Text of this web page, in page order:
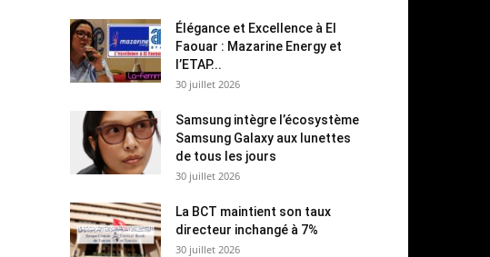
Élégance et Excellence à El
Faouar : Mazarine Energy et
l’ETAP...
30 juillet 2026
Samsung intègre l’écosystème
Samsung Galaxy aux lunettes
de tous les jours
30 juillet 2026
La BCT maintient son taux
directeur inchangé à 7%
30 juillet 2026